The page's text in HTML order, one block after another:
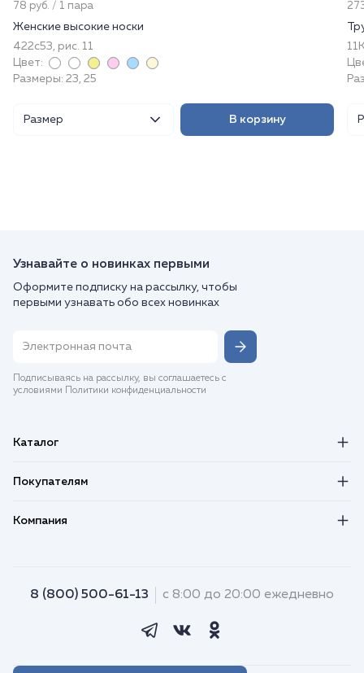
78 руб. / 1 пара
Женские высокие носки
422с53, рис. 11
Цвет:
Размеры: 23, 25
Размер В корзину
Узнавайте о новинках первыми
Оформите подписку на рассылку, чтобы
первыми узнавать обо всех новинках
Подписываясь на рассылку, вы соглашаетесь с
условиями Политики конфиденциальности
Каталог
Покупателям
Компания
8 (800) 500-61-13 с 8:00 до 20:00 ежедневно